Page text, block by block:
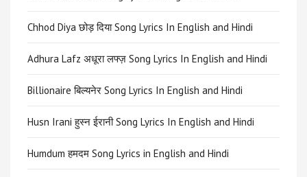
Chhod Diya छोड़ दिया Song Lyrics In English and Hindi
Adhura Lafz अधूरा लफ्ज़ Song Lyrics In English and Hindi
Billionaire बिल्यनेर Song Lyrics In English and Hindi
Husn Irani हुस्न ईरानी Song Lyrics In English and Hindi
Humdum हमदम Song Lyrics in English and Hindi